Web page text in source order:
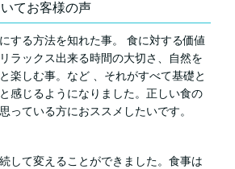
てお客様の声
する方法を知れた事。 食に対する価値
ラックス出来る時間の大切さ、自然を
楽しむ事。など 、それがすべて基礎と
感じるようになりました。正しい食の
っている方におススメしたいです。
して変えることができました。食事は